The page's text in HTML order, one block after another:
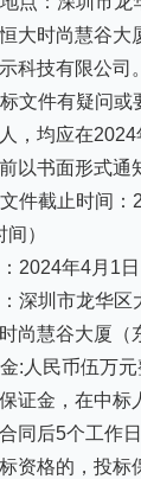
大时尚慧谷大
科技有限公司。
文件有疑问或
，均应在2024
以书面形式通
件截止时间：
）
2024年4月1日
深圳市龙华区
尚慧谷大厦（
:人民币伍万元
证金，在中标
同后5个工作
资格的，投标